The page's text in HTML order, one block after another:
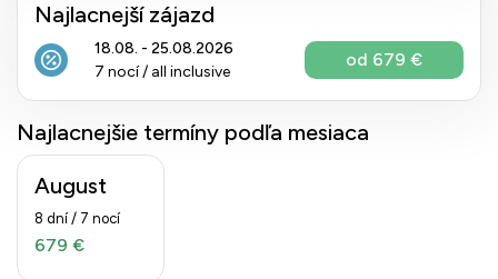
Najlacnejší zájazd
18.08. - 25.08.2026
7 nocí / all inclusive
od 679 €
Najlacnejšie termíny podľa mesiaca
August
8 dní / 7 nocí
679 €